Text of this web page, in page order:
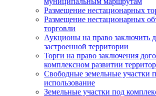
Размещение нестационарных
Размещение нестационарных
торговли
Аукционы на право заключить
застроенной территории
Торги на право заключения
комплексном развитии
Свободные земельные участки
использование
Земельные участки под